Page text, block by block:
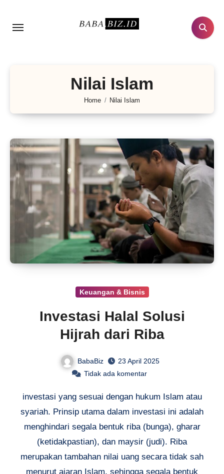
Nilai Islam
Home Nilai Islam
Keuangan & Bisnis
Investasi Halal Solusi
Hijrah dari Riba
BabaBiz
23 April 2025
Tidak ada komentar
investasi yang sesuai dengan hukum Islam atau
syariah. Prinsip utama dalam investasi ini adalah
menghindari segala bentuk riba (bunga), gharar
(ketidakpastian), dan maysir (judi). Riba
merupakan tambahan nilai uang secara tidak sah
menurut ajaran Islam, sehingga segala bentuk